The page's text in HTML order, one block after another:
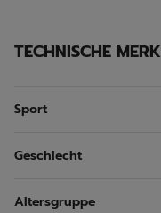
TECHNISCHE
Sport
Geschlecht
Altersgruppe